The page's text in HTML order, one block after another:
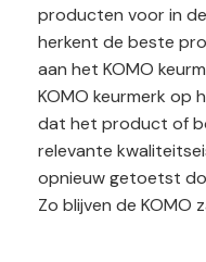
producten voor in
herkent de beste
aan het KOMO
KOMO keurmerk
dat het product of
relevante
opnieuw getoetst
Zo blijven de KOMO